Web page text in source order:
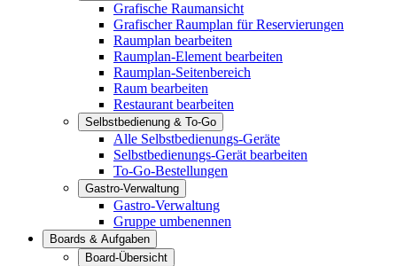
Grafische Raumansicht
Grafischer Raumplan für Reservierungen
Raumplan bearbeiten
Raumplan-Element bearbeiten
Raumplan-Seitenbereich
Raum bearbeiten
Restaurant bearbeiten
Selbstbedienung & To-Go
Alle Selbstbedienungs-Geräte
Selbstbedienungs-Gerät bearbeiten
To-Go-Bestellungen
Gastro-Verwaltung
Gastro-Verwaltung
Gruppe umbenennen
Boards & Aufgaben
Board-Übersicht